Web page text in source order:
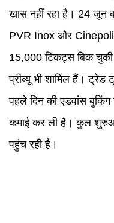
खास नहीं रहा है। 24 जून
PVR Inox और
15,000 टिकट्स बिक
प्रीव्यू भी शामिल हैं।
पहले दिन की एडवांस
कमाई कर ली है। कुल
पहुंच रही है।